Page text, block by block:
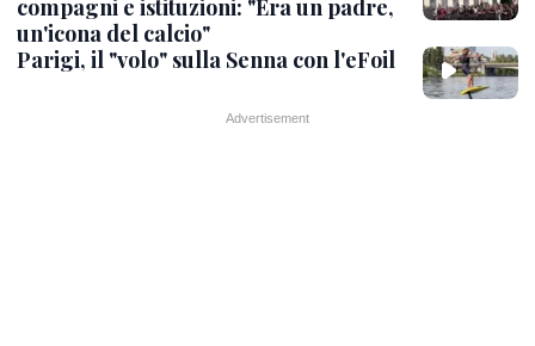
compagni e istituzioni: "Era un padre,
un'icona del calcio"
Parigi, il "volo" sulla Senna con l'eFoil